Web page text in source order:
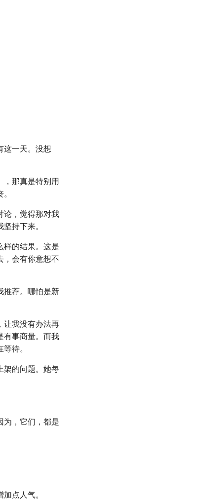
这一天。没想
，那真是特别用
论，觉得那对我
持下来。
样的结果。这是
，会有你意想不
推荐。哪怕是新
让我没有办法再
有事商量。而我
待。
架的问题。她每
为，它们，都是
点人气。